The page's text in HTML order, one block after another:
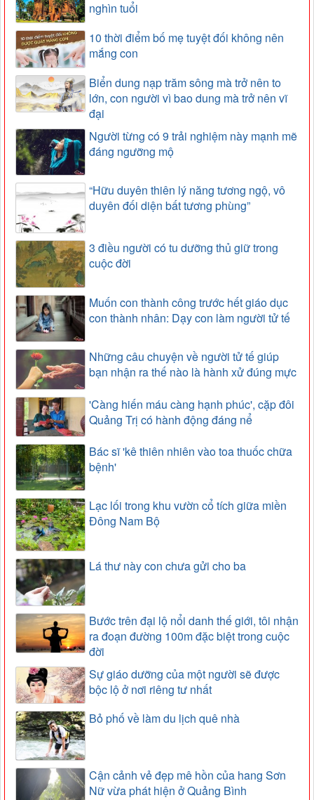
nghìn tuổi
10 thời điểm bố mẹ tuyệt đối không nên
mắng con
Biển dung nạp trăm sông mà trở nên to
lớn, con người vì bao dung mà trở nên vĩ
đại
Người từng có 9 trải nghiệm này mạnh mẽ
đáng ngưỡng mộ
“Hữu duyên thiên lý năng tương ngộ, vô
duyên đối diện bất tương phùng”
3 điều người có tu dưỡng thủ giữ trong
cuộc đời
Muốn con thành công trước hết giáo dục
con thành nhân: Dạy con làm người tử tế
Những câu chuyện về người tử tế giúp
bạn nhận ra thế nào là hành xử đúng mực
'Càng hiến máu càng hạnh phúc', cặp đôi
Quảng Trị có hành động đáng nể
Bác sĩ 'kê thiên nhiên vào toa thuốc chữa
bệnh'
Lạc lối trong khu vườn cổ tích giữa miền
Đông Nam Bộ
Lá thư này con chưa gửi cho ba
Bước trên đại lộ nổi danh thế giới, tôi nhận
ra đoạn đường 100m đặc biệt trong cuộc
đời
Sự giáo dưỡng của một người sẽ được
bộc lộ ở nơi riêng tư nhất
Bỏ phố về làm du lịch quê nhà
Cận cảnh vẻ đẹp mê hồn của hang Sơn
Nữ vừa phát hiện ở Quảng Bình